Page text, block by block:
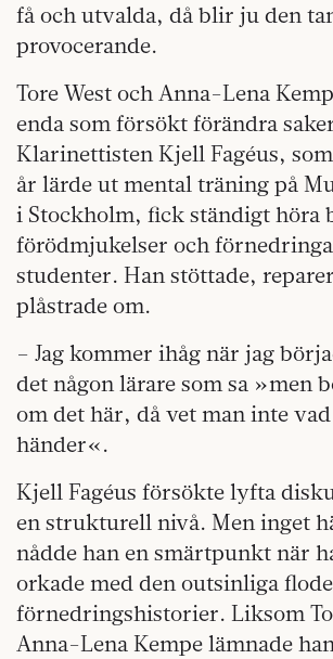
få och utvalda, då blir ju den
provocerande.
Tore West och Anna-Lena
enda som försökt förändra
Klarinettisten Kjell Fagéus,
år lärde ut mental träning på
i Stockholm, fick ständigt höra
förödmjukelser och
studenter. Han stöttade,
plåstrade om.
– Jag kommer ihåg när jag
det någon lärare som sa »men
om det här, då vet man inte
händer«.
Kjell Fagéus försökte lyfta
en strukturell nivå. Men inget
nådde han en smärtpunkt när
orkade med den outsinliga
förnedringshistorier. Liksom
Anna-Lena Kempe lämnade